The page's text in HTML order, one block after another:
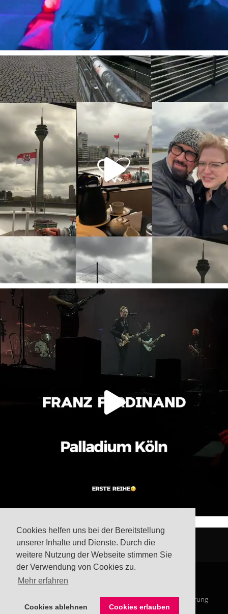
Cookies helfen uns bei der Bereitstellung
unserer Inhalte und Dienste. Durch die
weitere Nutzung der Webseite stimmen Sie
der Verwendung von Cookies zu.
Mehr erfahren
Cookies ablehnen Cookies erlauben
Impressum Datenschutzerklärung